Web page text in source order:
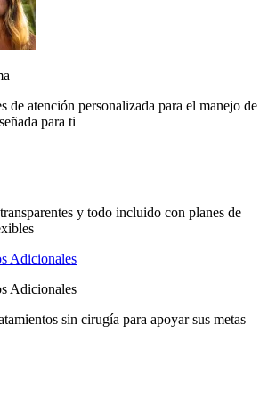
de atención personalizada para el manejo de
para ti
y todo incluido con planes de
Adicionales
Adicionales
sin cirugía para apoyar sus metas